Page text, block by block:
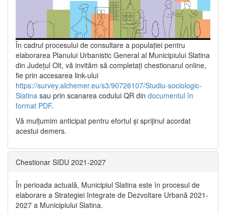
În cadrul procesului de consultare a populaţiei pentru
elaborarea Planului Urbanistic General al Municipiului Slatina
din Județul Olt, vă invităm să completați chestionarul online,
fie prin accesarea link-ului
https://survey.alchemer.eu/s3/90726107/Studiu-sociologic-
Slatina sau prin scanarea codului QR din documentul în
format PDF.
Vă mulţumim anticipat pentru efortul şi sprijinul acordat
acestui demers.
Chestionar SIDU 2021-2027
În perioada actuală, Municipiul Slatina este în procesul de
elaborare a Strategiei Integrate de Dezvoltare Urbană 2021‐
2027 a Municipiului Slatina.